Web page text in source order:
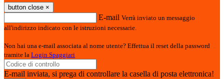
button close ×
E-mail Verrà inviato un messaggio
all'indirizzo indicato con le istruzioni necessarie.
Non hai una e-mail associata al nome utente? Effettua il reset della password
tramite la Login Spaggiari
E-mail inviata, si prega di controllare la casella di posta elettronica!